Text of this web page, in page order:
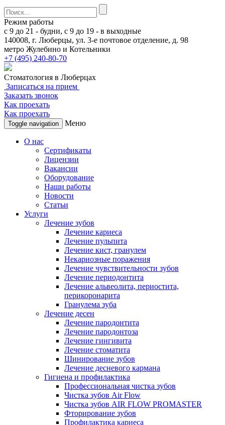
Режим работы
с 9 до 21 - будни, с 9 до 19 - в выходные
140008, г. Люберцы, ул. 3-е почтовое отделение, д. 98
метро Жулебино и Котельники
+7 (495) 240-80-70
Стоматология в Люберцах
Записаться на прием
Заказать звонок
Как проехать
Как проехать
Toggle navigation Меню
О нас
Сертификаты
Лицензии
Вакансии
Оборудование
Наши работы
Новости
Статьи
Услуги
Лечение зубов
Лечение кариеса
Лечение пульпита
Лечение кист, гранулем
Некариозные поражения
Лечение чувствительности зубов
Лечение периодонтита
Лечение альвеолита, периостита,
перикоронарита
Гранулема зуба
Лечение десен
Лечение пародонтита
Лечение пародонтоза
Лечение гингивита
Лечение стоматита
Шинирование зубов
Лечение десневого кармана
Гигиена и профилактика
Профессиональная чистка зубов
Чистка зубов Air Flow
Чистка зубов AIR FLOW PROMASTER
Фторирование зубов
Профилактика кариеса